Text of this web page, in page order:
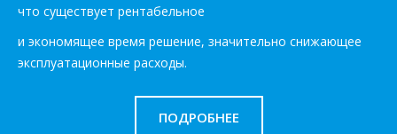
что существует рентабельное
и экономящее время решение, значительно снижающее
эксплуатационные расходы.
ПОДРОБНЕЕ